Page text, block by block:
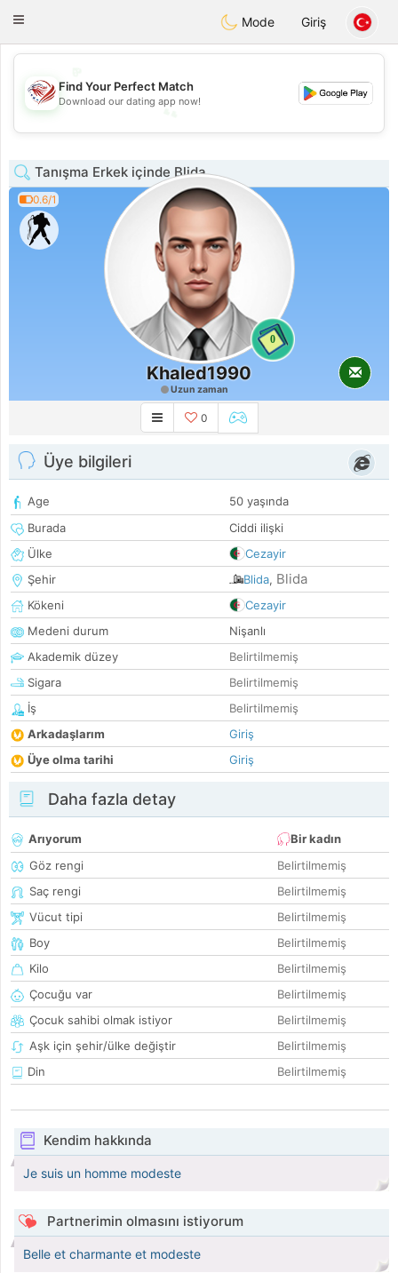
Dating
Toggle
Mode Giriş
💕
💕
Find Your Perfect Match
Download our dating app now!
Tanışma Erkek içinde Blida
0.6/1
0
Khaled1990
Uzun zaman
0
Üye bilgileri
Age
50 yaşında
Burada
Ciddi ilişki
Ülke
Cezayir
Şehir
Blida, Blida
Kökeni
Cezayir
Medeni durum
Nişanlı
Akademik düzey
Belirtilmemiş
Sigara
Belirtilmemiş
İş
Belirtilmemiş
Arkadaşlarım
Giriş
Üye olma tarihi
Giriş
Daha fazla detay
Arıyorum
Bir kadın
Göz rengi
Belirtilmemiş
Saç rengi
Belirtilmemiş
Vücut tipi
Belirtilmemiş
Boy
Belirtilmemiş
Kilo
Belirtilmemiş
Çocuğu var
Belirtilmemiş
Çocuk sahibi olmak istiyor
Belirtilmemiş
Aşk için şehir/ülke değiştir
Belirtilmemiş
Din
Belirtilmemiş
Kendim hakkında
Je suis un homme modeste
Partnerimin olmasını istiyorum
Belle et charmante et modeste